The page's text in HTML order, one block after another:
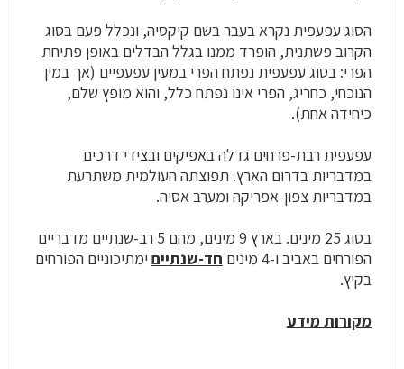
הסוג עפעפית נקרא בעבר בשם קיקסיה, ונכלל פעם בסוג
הקרוב פשתנית, הופרד ממנו בגלל הבדלים באופן פתיחת
הפרי: בסוג עפעפית נפתח הפרי במעין עפעפיים (אך במין
הנוכחי, כחריג, הפרי אינו נפתח כלל, והוא מופץ שלם,
כיחידה אחת).
עפעפית רבת-פרחים גדלה באפיקים ובצידי דרכים
במדבריות בדרום הארץ. תפוצתה העולמית משתרעת
במדבריות צפון-אפריקה ומערב אסיה.
בסוג 25 מינים. בארץ 9 מינים, מהם 5 רב-שנתיים מדבריים
הפורחים באביב ו-4 מינים
חד-שנתיים ימתיכוניים הפורחים
בקיץ.
מקורות מידע